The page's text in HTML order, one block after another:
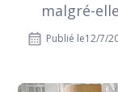
malgré-
Publié le12/7/